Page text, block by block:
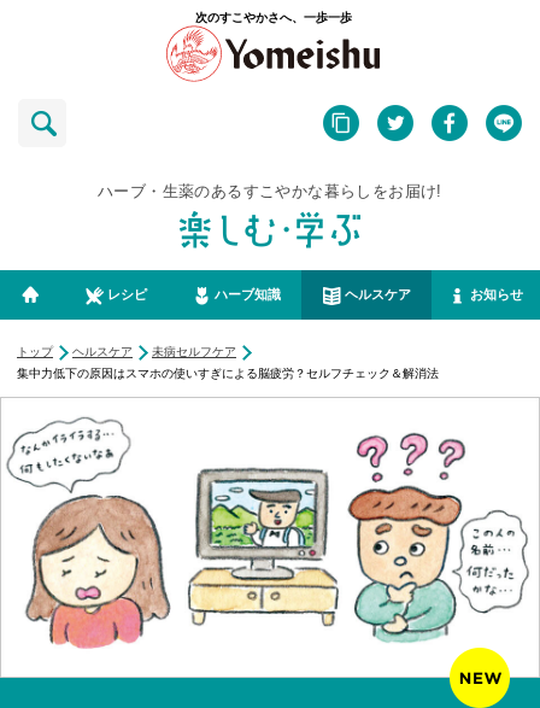
次のすこやかさへ、一歩一歩
ハーブ・生薬のあるすこやかな暮らしをお届け!
レシピ ハーブ知識 ヘルスケア お知らせ
トップ ヘルスケア
未病セルフケア
集中力低下の原因はスマホの使いすぎによる脳疲労？セルフチェック＆解消法